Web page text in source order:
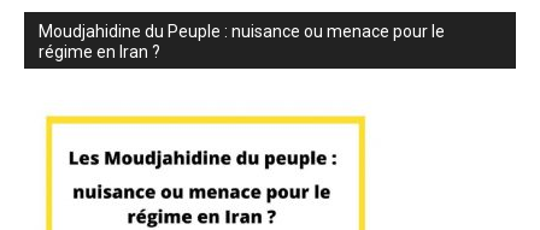
Moudjahidine du Peuple : nuisance ou menace pour le
régime en Iran ?